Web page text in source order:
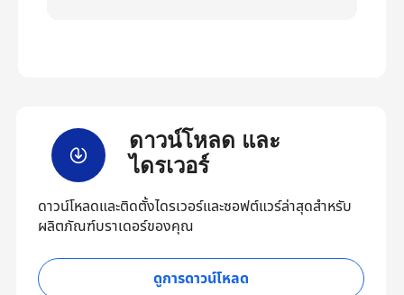
ดาวน์โหลด และ
ไดรเวอร์
ดาวน์โหลดและติดตั้งไดรเวอร์และซอฟต์แวร์ล่าสุดสำหรับ
ผลิตภัณฑ์บราเดอร์ของคุณ
ดูการดาวน์โหลด